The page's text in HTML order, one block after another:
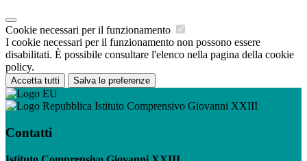
Cookie necessari per il funzionamento
I cookie necessari per il funzionamento non possono essere
disabilitati. È possibile consultare l'elenco nella pagina della cookie
policy.
Accetta tutti Salva le preferenze
Istituto Comprensivo Giovanni XXIII
Contatti